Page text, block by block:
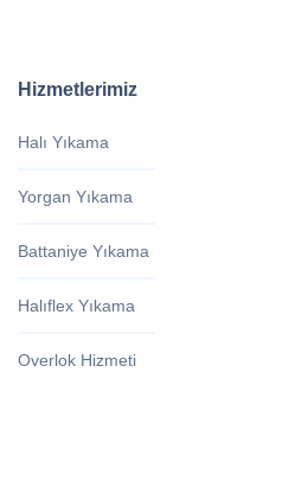
Hizmetlerimiz
Halı Yıkama
Yorgan Yıkama
Battaniye Yıkama
Halıflex Yıkama
Overlok Hizmeti